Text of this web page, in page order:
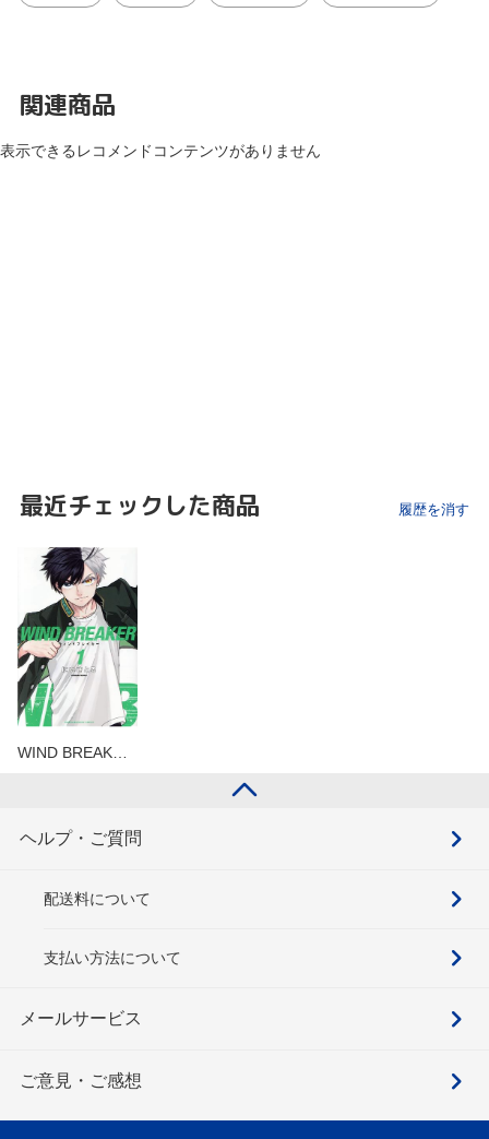
関連商品
表示できるレコメンドコンテンツがありません
最近チェックした商品 履歴を消す
WIND BREAK…
ヘルプ・ご質問
配送料について
支払い方法について
メールサービス
ご意見・ご感想